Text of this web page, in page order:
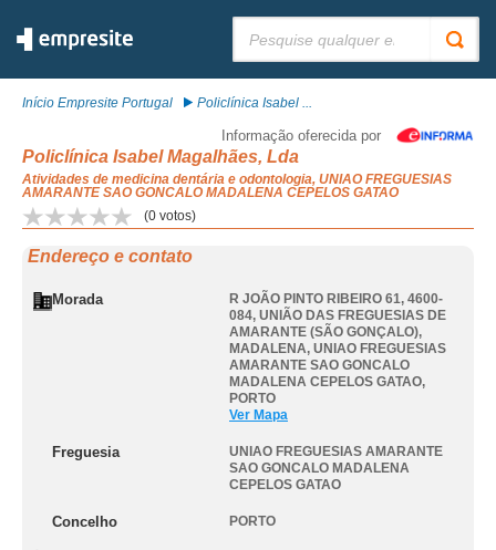
Início Empresite Portugal Policlínica Isabel ...
Informação oferecida por
Policlínica Isabel Magalhães, Lda
Atividades de medicina dentária e odontologia, UNIAO FREGUESIAS
AMARANTE SAO GONCALO MADALENA CEPELOS GATAO
(0 votos)
Endereço e contato
Morada
R JOÃO PINTO RIBEIRO 61, 4600-
084, UNIÃO DAS FREGUESIAS DE
AMARANTE (SÃO GONÇALO),
MADALENA, UNIAO FREGUESIAS
AMARANTE SAO GONCALO
MADALENA CEPELOS GATAO,
PORTO
Ver Mapa
Freguesia
UNIAO FREGUESIAS AMARANTE
SAO GONCALO MADALENA
CEPELOS GATAO
Concelho PORTO